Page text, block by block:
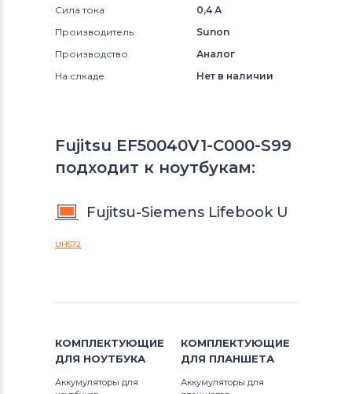
Сила тока
0,4 А
Производитель
Sunon
Производство
Аналог
На слкаде
Нет в наличии
Fujitsu EF50040V1-C000-S99
подходит к ноутбукам:
Fujitsu-Siemens Lifebook U
UH572
КОМПЛЕКТУЮЩИЕ
ДЛЯ НОУТБУКА
Аккумуляторы для
КОМПЛЕКТУЮЩИЕ
ДЛЯ ПЛАНШЕТА
Аккумуляторы для